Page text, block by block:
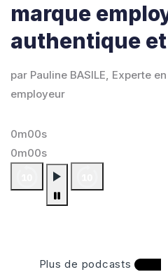
marque
authentique
par Pauline BASILE, Experte
employeur
0m00s
0m00s
Plus de podcasts